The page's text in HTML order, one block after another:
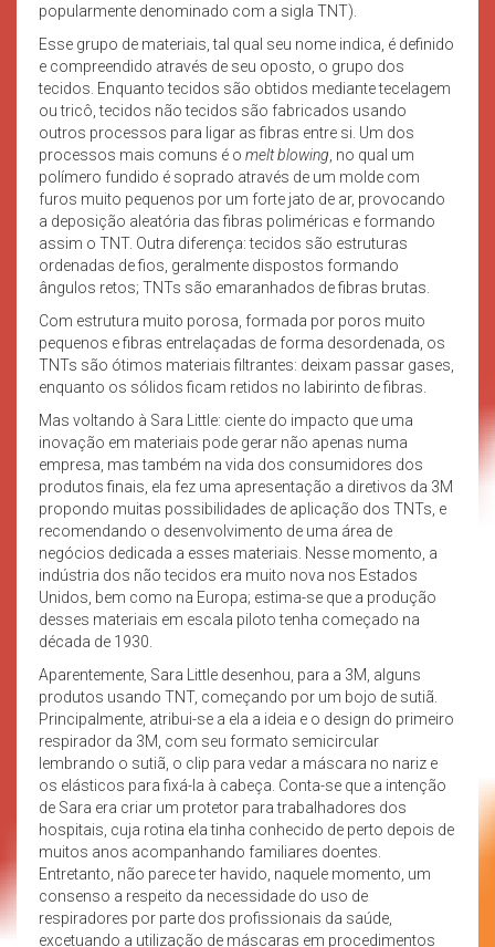
popularmente denominado com a sigla TNT).
Esse grupo de materiais, tal qual seu nome indica, é definido
e compreendido através de seu oposto, o grupo dos
tecidos. Enquanto tecidos são obtidos mediante tecelagem
ou tricô, tecidos não tecidos são fabricados usando
outros processos para ligar as fibras entre si. Um dos
processos mais comuns é o melt blowing , no qual um
polímero fundido é soprado através de um molde com
furos muito pequenos por um forte jato de ar, provocando
a deposição aleatória das fibras poliméricas e formando
assim o TNT. Outra diferença: tecidos são estruturas
ordenadas de fios, geralmente dispostos formando
ângulos retos; TNTs são emaranhados de fibras brutas.
Com estrutura muito porosa, formada por poros muito
pequenos e fibras entrelaçadas de forma desordenada, os
TNTs são ótimos materiais filtrantes: deixam passar gases,
enquanto os sólidos ficam retidos no labirinto de fibras.
Mas voltando à Sara Little: ciente do impacto que uma
inovação em materiais pode gerar não apenas numa
empresa, mas também na vida dos consumidores dos
produtos finais, ela fez uma apresentação a diretivos da 3M
propondo muitas possibilidades de aplicação dos TNTs, e
recomendando o desenvolvimento de uma área de
negócios dedicada a esses materiais. Nesse momento, a
indústria dos não tecidos era muito nova nos Estados
Unidos, bem como na Europa; estima-se que a produção
desses materiais em escala piloto tenha começado na
década de 1930.
Aparentemente, Sara Little desenhou, para a 3M, alguns
produtos usando TNT, começando por um bojo de sutiã.
Principalmente, atribui-se a ela a ideia e o design do primeiro
respirador da 3M, com seu formato semicircular
lembrando o sutiã, o clip para vedar a máscara no nariz e
os elásticos para fixá-la à cabeça. Conta-se que a intenção
de Sara era criar um protetor para trabalhadores dos
hospitais, cuja rotina ela tinha conhecido de perto depois de
muitos anos acompanhando familiares doentes.
Entretanto, não parece ter havido, naquele momento, um
consenso a respeito da necessidade do uso de
respiradores por parte dos profissionais da saúde,
excetuando a utilização de máscaras em procedimentos